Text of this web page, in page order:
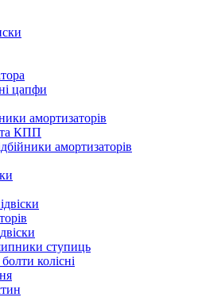
цапфи
амортизаторів
КПП
амортизаторів
ступиць
колісні